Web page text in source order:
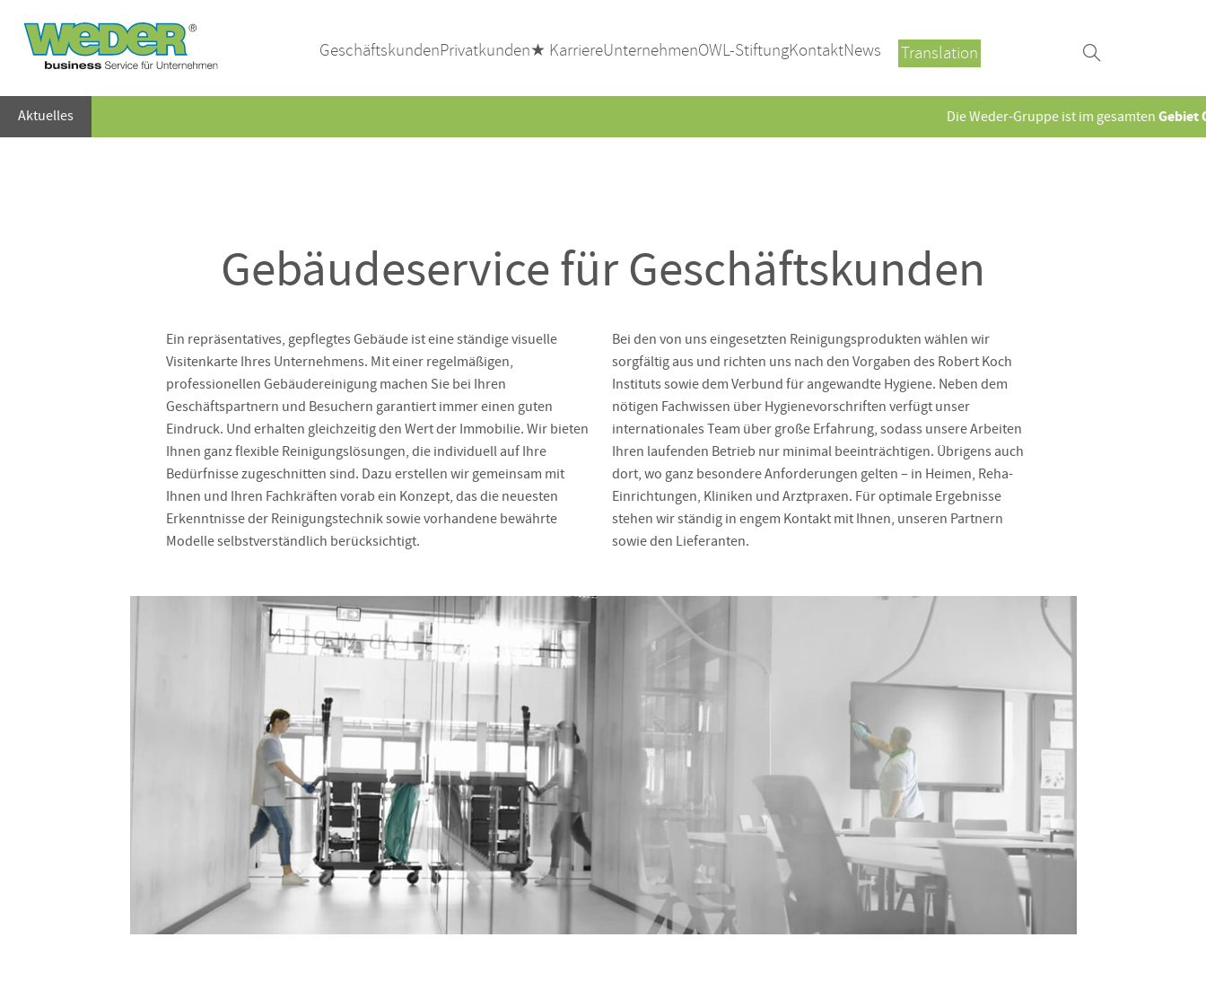
GeschäftskundenPrivatkunden★ KarriereUnternehmenOWL-StiftungKontaktNews Translation
Aktuelles Die Weder-Gruppe ist im gesamtenGebiet
Gebäudeservice für Geschäftskunden
Ein repräsentatives, gepflegtes Gebäude ist eine ständige visuelle
Visitenkarte Ihres Unternehmens. Mit einer regelmäßigen,
professionellen Gebäudereinigung machen Sie bei Ihren
Geschäftspartnern und Besuchern garantiert immer einen guten
Eindruck. Und erhalten gleichzeitig den Wert der Immobilie. Wir bieten
Ihnen ganz flexible Reinigungslösungen, die individuell auf Ihre
Bedürfnisse zugeschnitten sind. Dazu erstellen wir gemeinsam mit
Ihnen und Ihren Fachkräften vorab ein Konzept, das die neuesten
Erkenntnisse der Reinigungstechnik sowie vorhandene bewährte
Modelle selbstverständlich berücksichtigt.
Bei den von uns eingesetzten Reinigungsprodukten wählen wir
sorgfältig aus und richten uns nach den Vorgaben des Robert Koch
Instituts sowie dem Verbund für angewandte Hygiene. Neben dem
nötigen Fachwissen über Hygienevorschriften verfügt unser
internationales Team über große Erfahrung, sodass unsere Arbeiten
Ihren laufenden Betrieb nur minimal beeinträchtigen. Übrigens auch
dort, wo ganz besondere Anforderungen gelten – in Heimen, Reha-
Einrichtungen, Kliniken und Arztpraxen. Für optimale Ergebnisse
stehen wir ständig in engem Kontakt mit Ihnen, unseren Partnern
sowie den Lieferanten.